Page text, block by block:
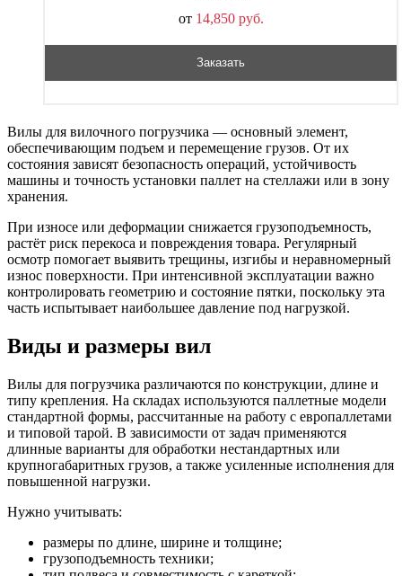
от 14,850 руб.
Заказать
Вилы для вилочного погрузчика — основный элемент,
обеспечивающим подъем и перемещение грузов. От их
состояния зависят безопасность операций, устойчивость
машины и точность установки паллет на стеллажи или в зону
хранения.
При износе или деформации снижается грузоподъемность,
растёт риск перекоса и повреждения товара. Регулярный
осмотр помогает выявить трещины, изгибы и неравномерный
износ поверхности. При интенсивной эксплуатации важно
контролировать геометрию и состояние пятки, поскольку эта
часть испытывает наибольшее давление под нагрузкой.
Виды и размеры вил
Вилы для погрузчика различаются по конструкции, длине и
типу крепления. На складах используются паллетные модели
стандартной формы, рассчитанные на работу с европаллетами
и типовой тарой. В зависимости от задач применяются
длинные варианты для обработки нестандартных или
крупногабаритных грузов, а также усиленные исполнения для
повышенной нагрузки.
Нужно учитывать:
размеры по длине, ширине и толщине;
грузоподъемность техники;